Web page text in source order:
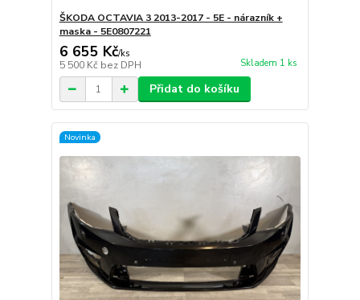
ŠKODA OCTAVIA 3 2013-2017 - 5E - nárazník +
maska - 5E0807221
6 655 Kč/ks
5 500 Kč bez DPH Skladem 1 ks
Přidat do košíku
Novinka